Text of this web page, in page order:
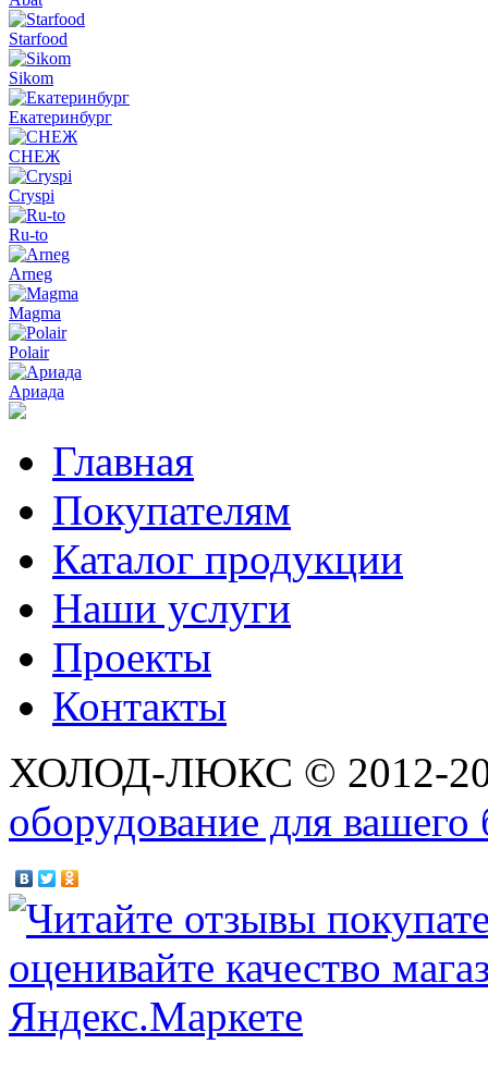
Starfood
Sikom
Екатеринбург
СНЕЖ
Cryspi
Ru-to
Arneg
Magma
Polair
Ариада
Главная
Покупателям
Каталог продукции
Наши услуги
Проекты
Контакты
ХОЛОД-ЛЮКС © 2012-
оборудование для вашего